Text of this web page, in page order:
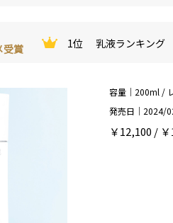
受賞
1位 乳液ランキング
容量｜200ml /
発売日｜2024/
￥12,100 /